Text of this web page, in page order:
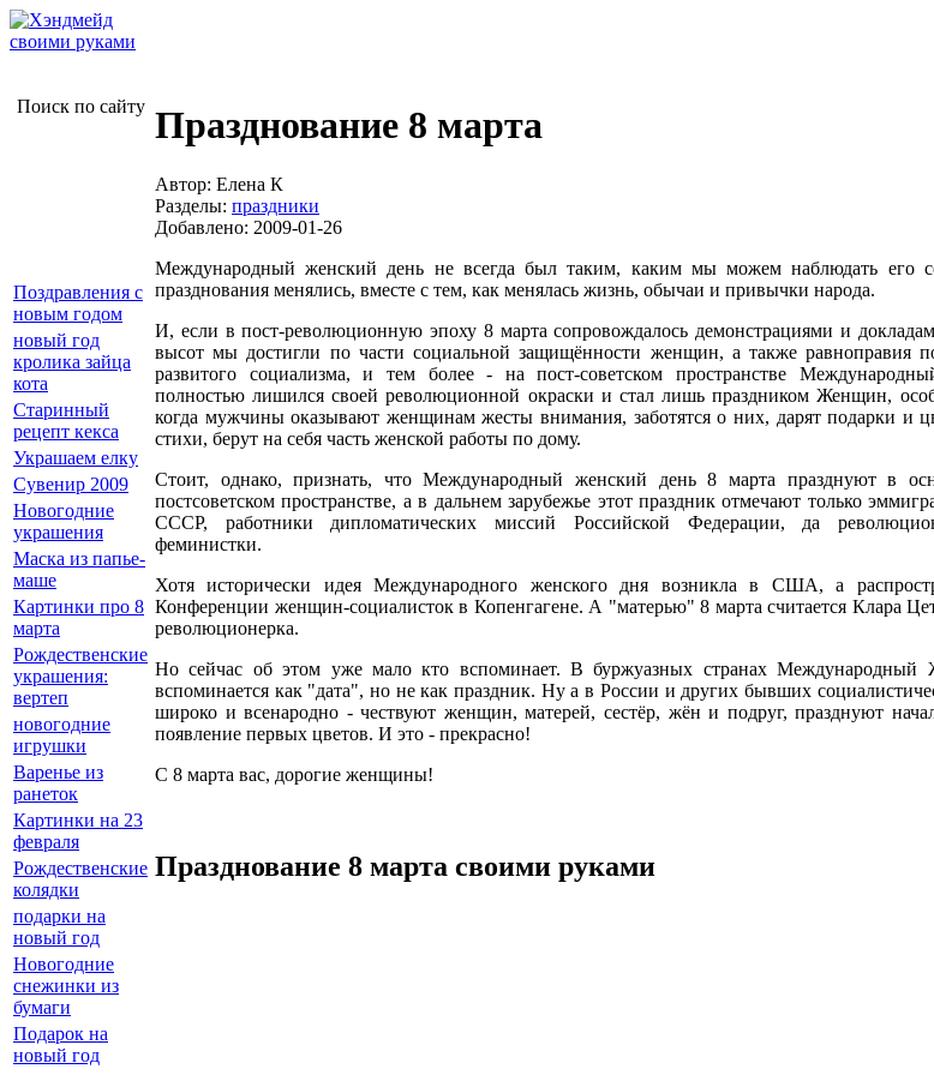
Поиск по сайту Празднование 8 марта
Автор: Елена К
Разделы: праздники
Добавлено: 2009-01-26
Международный женский день не всегда был таким, каким мы можем наблюдать его
празднования менялись, вместе с тем, как менялась жизнь, обычаи и привычки народа.
И, если в пост-революционную эпоху 8 марта сопровождалось демонстрациями и
высот мы достигли по части социальной защищённости женщин, а также равноправия
развитого социализма, и тем более - на пост-советском пространстве
полностью лишился своей революционной окраски и стал лишь праздником Женщин,
когда мужчины оказывают женщинам жесты внимания, заботятся о них, дарят подарки и
стихи, берут на себя часть женской работы по дому.
Стоит, однако, признать, что Международный женский день 8 марта празднуют в
постсоветском пространстве, а в дальнем зарубежье этот праздник отмечают только
СССР, работники дипломатических миссий Российской Федерации, да
феминистки.
Хотя исторически идея Международного женского дня возникла в США, а
Конференции женщин-социалисток в Копенгагене. А "матерью" 8 марта считается Клара
революционерка.
Но сейчас об этом уже мало кто вспоминает. В буржуазных странах Международный
вспоминается как "дата", но не как праздник. Ну а в России и других бывших
широко и всенародно - чествуют женщин, матерей, сестёр, жён и подруг, празднуют
появление первых цветов. И это - прекрасно!
С 8 марта вас, дорогие женщины!
Празднование 8 марта своими руками
Поздравления с
новым годом
новый год
кролика зайца
кота
Старинный
рецепт кекса
Украшаем елку
Сувенир 2009
Новогодние
украшения
Маска из папье-
маше
Картинки про 8
марта
Рождественские
украшения:
вертеп
новогодние
игрушки
Варенье из
ранеток
Картинки на 23
февраля
Рождественские
колядки
подарки на
новый год
Новогодние
снежинки из
бумаги
Подарок на
новый год